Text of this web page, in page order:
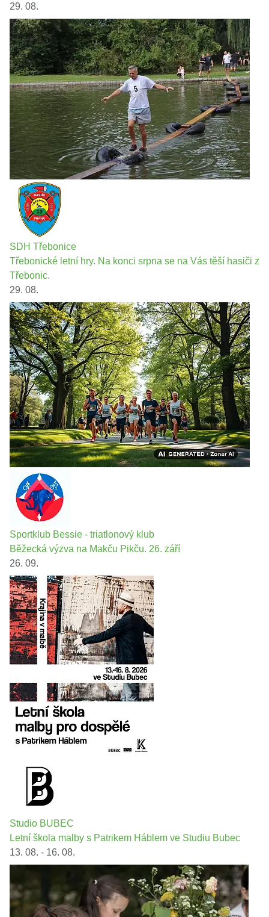
29. 08.
SDH Třebonice
Třebonické letní hry. Na konci srpna se na Vás těší hasiči z
Třebonic.
29. 08.
Sportklub Bessie - triatlonový klub
Běžecká výzva na Makču Pikču. 26. září
26. 09.
Studio BUBEC
Letní škola malby s Patrikem Háblem ve Studiu Bubec
13. 08. - 16. 08.